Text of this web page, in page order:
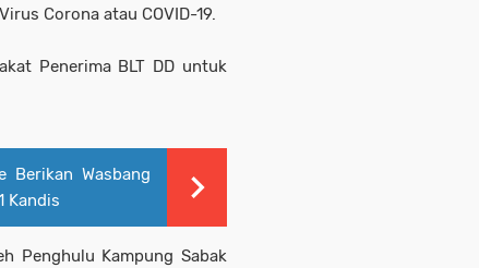
Corona atau COVID-19.
Penerima BLT DD untuk
Berikan Wasbang
Kandis
Penghulu Kampung Sabak